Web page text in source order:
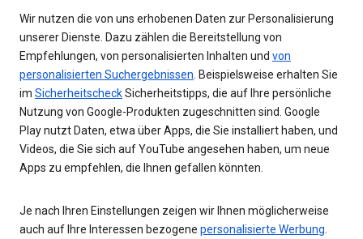
Wir nutzen die von uns erhobenen Daten zur Personalisierung
unserer Dienste. Dazu zählen die Bereitstellung von
Empfehlungen, von personalisierten Inhalten und von
personalisierten Suchergebnissen . Beispielsweise erhalten Sie
im SicherheitscheckSicherheitstipps, die auf Ihre persönliche
Nutzung von Google-Produkten zugeschnitten sind. Google
Play nutzt Daten, etwa über Apps, die Sie installiert haben, und
Videos, die Sie sich auf YouTube angesehen haben, um neue
Apps zu empfehlen, die Ihnen gefallen könnten.
Je nach Ihren Einstellungen zeigen wir Ihnen möglicherweise
auch auf Ihre Interessen bezogene personalisierte Werbung